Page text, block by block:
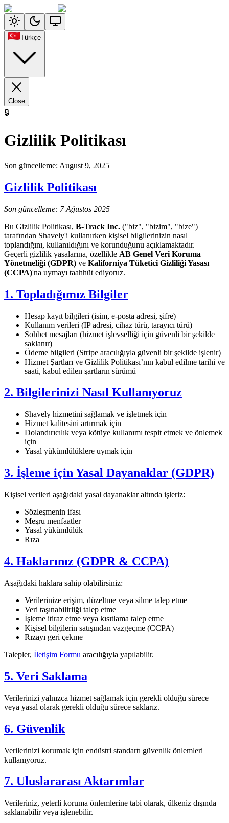
Türkçe
Close
🔒
Gizlilik Politikası
Son güncelleme: August 9, 2025
Gizlilik Politikası
Son güncelleme: 7 Ağustos 2025
Bu Gizlilik Politikası, B-Track Inc. ("biz", "bizim", "bize")
tarafından Shavely'i kullanırken kişisel bilgilerinizin nasıl
toplandığını, kullanıldığını ve korunduğunu açıklamaktadır.
Geçerli gizlilik yasalarına, özellikle AB Genel Veri Koruma
Yönetmeliği (GDPR) ve Kaliforniya Tüketici Gizliliği Yasası
(CCPA)'na uymayı taahhüt ediyoruz.
1. Topladığımız Bilgiler
Hesap kayıt bilgileri (isim, e-posta adresi, şifre)
Kullanım verileri (IP adresi, cihaz türü, tarayıcı türü)
Sohbet mesajları (hizmet işlevselliği için güvenli bir şekilde
saklanır)
Ödeme bilgileri (Stripe aracılığıyla güvenli bir şekilde işlenir)
Hizmet Şartları ve Gizlilik Politikası’nın kabul edilme tarihi ve
saati, kabul edilen şartların sürümü
2. Bilgilerinizi Nasıl Kullanıyoruz
Shavely hizmetini sağlamak ve işletmek için
Hizmet kalitesini artırmak için
Dolandırıcılık veya kötüye kullanımı tespit etmek ve önlemek
için
Yasal yükümlülüklere uymak için
3. İşleme için Yasal Dayanaklar (GDPR)
Kişisel verileri aşağıdaki yasal dayanaklar altında işleriz:
Sözleşmenin ifası
Meşru menfaatler
Yasal yükümlülük
Rıza
4. Haklarınız (GDPR & CCPA)
Aşağıdaki haklara sahip olabilirsiniz:
Verilerinize erişim, düzeltme veya silme talep etme
Veri taşınabilirliği talep etme
İşleme itiraz etme veya kısıtlama talep etme
Kişisel bilgilerin satışından vazgeçme (CCPA)
Rızayı geri çekme
Talepler, İletişim Formu aracılığıyla yapılabilir.
5. Veri Saklama
Verilerinizi yalnızca hizmet sağlamak için gerekli olduğu sürece
veya yasal olarak gerekli olduğu sürece saklarız.
6. Güvenlik
Verilerinizi korumak için endüstri standartı güvenlik önlemleri
kullanıyoruz.
7. Uluslararası Aktarımlar
Verileriniz, yeterli koruma önlemlerine tabi olarak, ülkeniz dışında
saklanabilir veya işlenebilir.